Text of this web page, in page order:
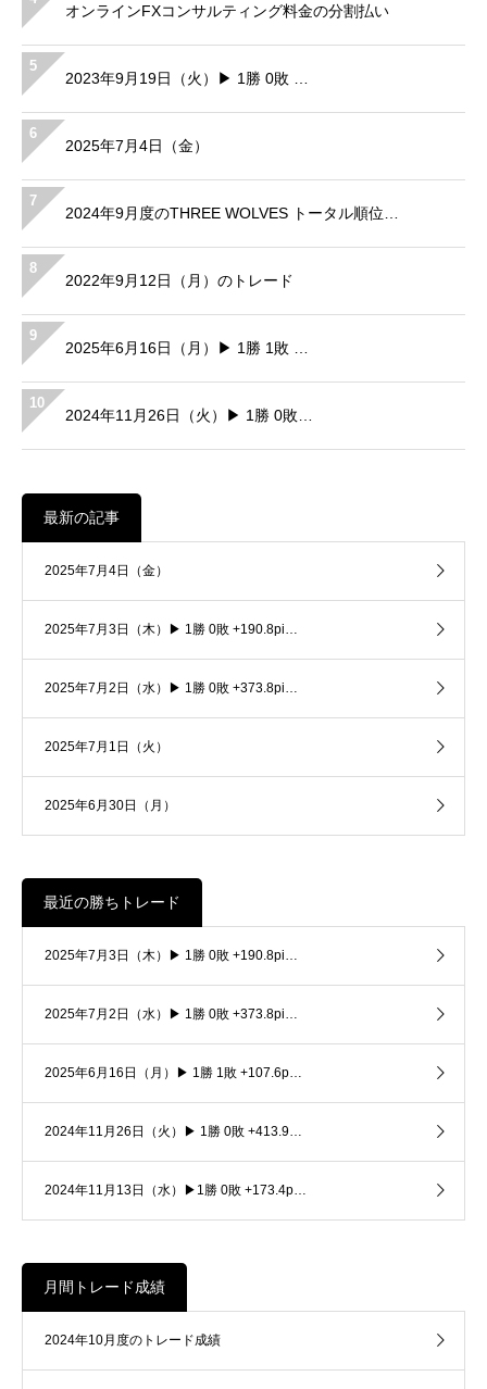
オンラインFXコンサルティング料金の分割払い
5
2023年9月19日（火）▶ 1勝 0敗 …
6
2025年7月4日（金）
7
2024年9月度のTHREE WOLVES トータル順位…
8
2022年9月12日（月）のトレード
9
2025年6月16日（月）▶ 1勝 1敗 …
10
2024年11月26日（火）▶ 1勝 0敗…
最新の記事
2025年7月4日（金）
2025年7月3日（木）▶ 1勝 0敗 +190.8pi…
2025年7月2日（水）▶ 1勝 0敗 +373.8pi…
2025年7月1日（火）
2025年6月30日（月）
最近の勝ちトレード
2025年7月3日（木）▶ 1勝 0敗 +190.8pi…
2025年7月2日（水）▶ 1勝 0敗 +373.8pi…
2025年6月16日（月）▶ 1勝 1敗 +107.6p…
2024年11月26日（火）▶ 1勝 0敗 +413.9…
2024年11月13日（水）▶1勝 0敗 +173.4p…
月間トレード成績
2024年10月度のトレード成績